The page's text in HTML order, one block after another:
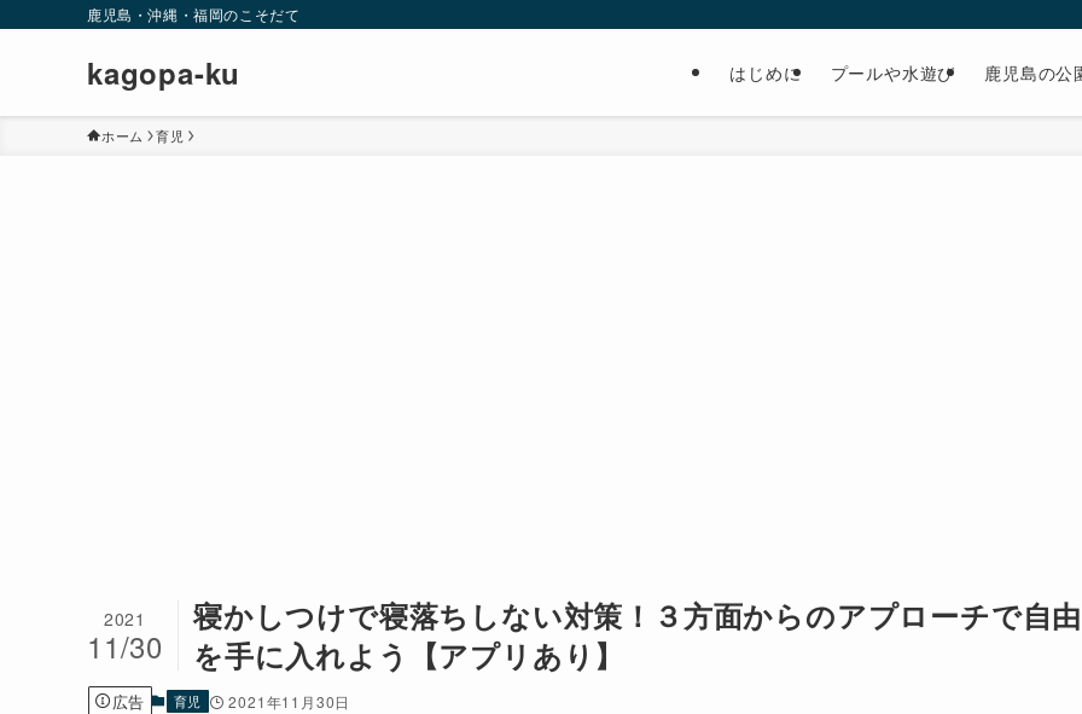
鹿児島・沖縄・福岡のこそだて
kagopa-ku はじめに プールや水遊び 鹿児島の公
ホーム 育児
寝かしつけで寝落ちしない対策！３方面からのアプローチで自由
を手に入れよう【アプリあり】
2021
11/30
広告 育児 2021年11月30日